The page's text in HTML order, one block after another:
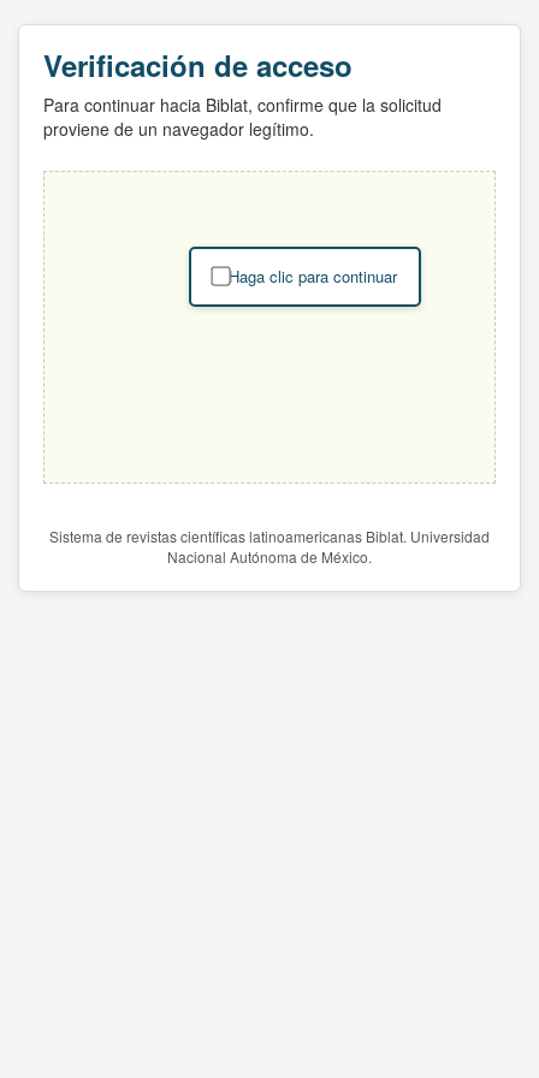
Verificación de acceso
Para continuar hacia Biblat, confirme que la solicitud
proviene de un navegador legítimo.
Haga clic para continuar
Sistema de revistas científicas latinoamericanas Biblat. Universidad
Nacional Autónoma de México.